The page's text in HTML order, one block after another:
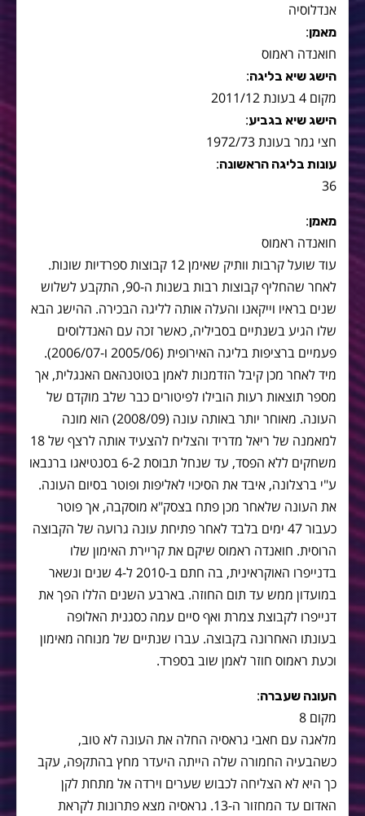
אנדלוסיה
מאמן:
חואנדה ראמוס
הישג שיא בליגה:
מקום 4 בעונת 2011/12
הישג שיא בגביע:
חצי גמר בעונת 1972/73
עונות בליגה הראשונה:
36
מאמן:
חואנדה ראמוס
עוד שועל קרבות וותיק שאימן 12 קבוצות ספרדיות שונות.
לאחר שהחליף קבוצות רבות בשנות ה-90, התקבע לשלוש
שנים בראיו וייקאנו והעלה אותה לליגה הבכירה. ההישג הבא
שלו הגיע בשנתיים בסביליה, כאשר זכה עם האנדלוסים
פעמיים ברציפות בליגה האירופית (2005/06 ו-2006/07).
מיד לאחר מכן קיבל הזדמנות לאמן בטוטנהאם האנגלית, אך
מספר תוצאות רעות הובילו לפיטורים כבר שלב מוקדם של
העונה. מאוחר יותר באותה עונה (2008/09) הוא מונה
למאמנה של ריאל מדריד והצליח להצעיד אותה לרצף של 18
משחקים ללא הפסד, עד שנחל תבוסת 6-2 בסנטיאגו ברנבאו
ע"י ברצלונה, איבד את הסיכוי לאליפות ופוטר בסיום העונה.
את העונה שלאחר מכן פתח בצסק"א מוסקבה, אך פוטר
כעבור 47 ימים בלבד לאחר פתיחת עונה גרועה של הקבוצה
הרוסית. חואנדה ראמוס שיקם את קריירת האימון שלו
בדנייפרו האוקראינית, בה חתם ב-2010 ל-4 שנים ונשאר
במועדון ממש עד תום החוזה. בארבע השנים הללו הפך את
דנייפרו לקבוצת צמרת ואף סיים עמה כסגנית האלופה
בעונתו האחרונה בקבוצה. עברו שנתיים של מנוחה מאימון
וכעת ראמוס חוזר לאמן שוב בספרד.
העונה שעברה:
מקום 8
מלאגה עם חאבי גראסיה החלה את העונה לא טוב,
כשהבעיה החמורה שלה הייתה היעדר מחץ בהתקפה, עקב
כך היא לא הצליחה לכבוש שערים וירדה אל מתחת לקן
האדום עד המחזור ה-13. גראסיה מצא פתרונות לקראת